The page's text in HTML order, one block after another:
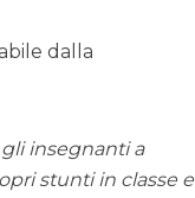
dalla
insegnanti a
stunti in classe e